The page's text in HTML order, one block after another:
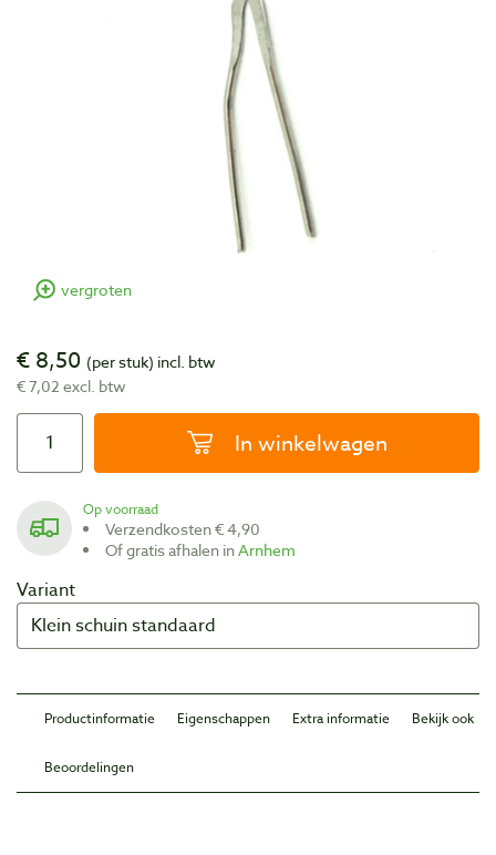
vergroten
€ 8,50 (per stuk) incl. btw
€ 7,02 excl. btw
In winkelwagen
Op voorraad
Verzendkosten € 4,90
Of gratis afhalen inArnhem
Variant
Productinformatie Eigenschappen Extra informatie Bekijk ook
Beoordelingen